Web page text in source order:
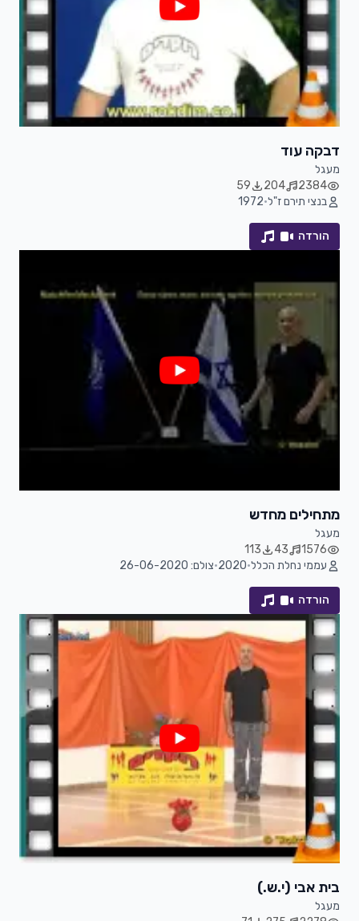
דבקה עוד
מעגל
2384
204
59
בנצי תירם ז"ל•
1972
הורדה
מתחילים מחדש
מעגל
1576
43
113
עממי נחלת הכלל•
2020
•צולם: 26-06-2020
הורדה
בית אבי (י.ש.)
מעגל